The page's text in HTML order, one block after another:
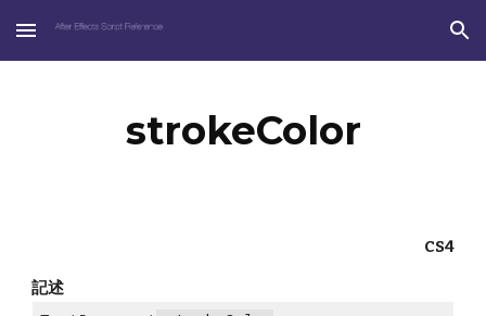
Skip to main content Skip to navigation
strokeColor
CS4
記述